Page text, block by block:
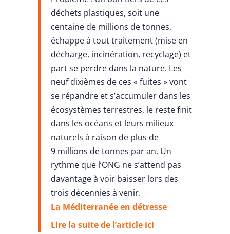
déchets plastiques, soit une
centaine de millions de tonnes,
échappe à tout traitement (mise en
décharge, incinération, recyclage) et
part se perdre dans la nature. Les
neuf dixièmes de ces « fuites » vont
se répandre et s’accumuler dans les
écosystèmes terrestres, le reste finit
dans les océans et leurs milieux
naturels à raison de plus de
9 millions de tonnes par an. Un
rythme que l’ONG ne s’attend pas
davantage à voir baisser lors des
trois décennies à venir.
La Méditerranée en détresse
Lire la suite de l’article ici